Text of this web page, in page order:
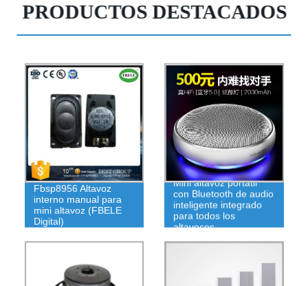
PRODUCTOS DESTACADOS
Fbsp8956 Altavoz
interno manual para
mini altavoz (FBELE
Digital)
Mini altavoz portátil
con Bluetooth de audio
inteligente integrado
para todos los
altavoces